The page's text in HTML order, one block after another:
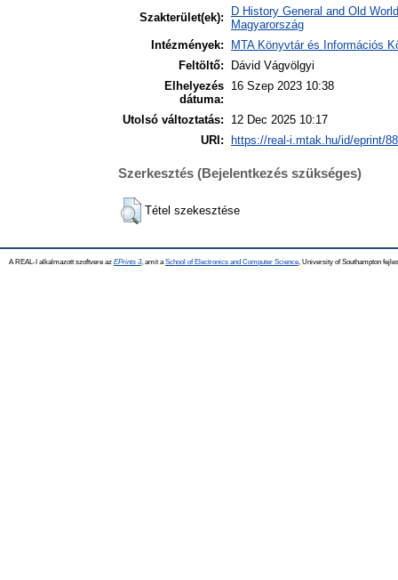
Szakterület(ek):
D History General and Old
Magyarország
Intézmények:
MTA Könyvtár és Információs
Feltöltő:
Dávid Vágvölgyi
Elhelyezés
dátuma:
16 Szep 2023 10:38
Utolsó változtatás:
12 Dec 2025 10:17
URI:
https://real-i.mtak.hu/id/eprint/
Szerkesztés (Bejelentkezés szükséges)
Tétel szekesztése
A REAL-I alkalmazott szoftvere az EPrints 3, amit a School of Electronics and Computer Science , University of Southampton